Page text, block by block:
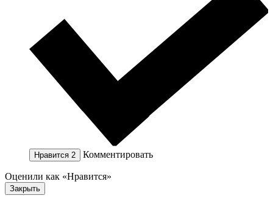
Нравится 2 Комментировать
Оценили как «Нравится»
Закрыть